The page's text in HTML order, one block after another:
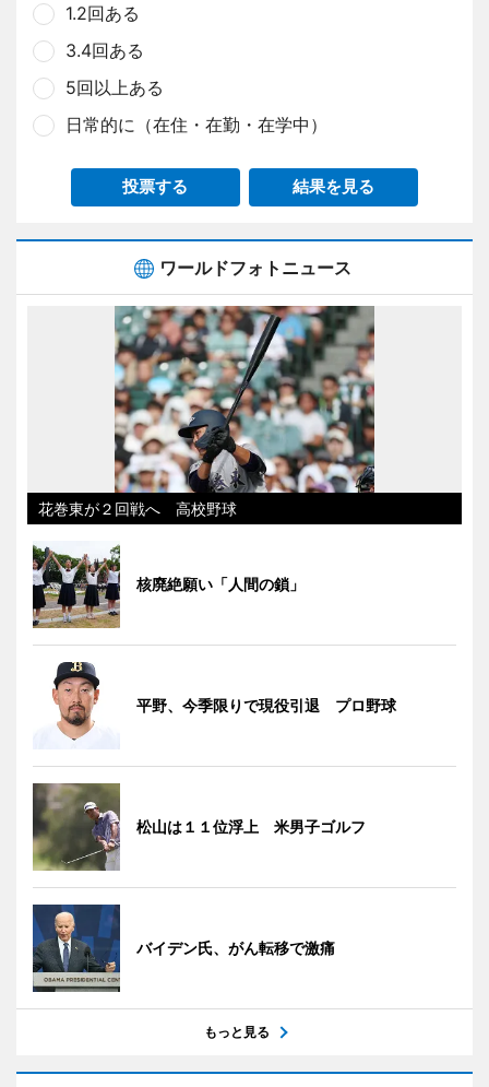
1.2回ある
3.4回ある
5回以上ある
日常的に（在住・在勤・在学中）
投票する 結果を見る
ワールドフォトニュース
花巻東が２回戦へ 高校野球
核廃絶願い「人間の鎖」
平野、今季限りで現役引退 プロ野球
松山は１１位浮上 米男子ゴルフ
バイデン氏、がん転移で激痛
もっと見る